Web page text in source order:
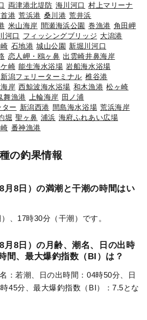
両津港北堤防 海川河口 村上マリーナ
港 荒浜港 桑川港 荒井浜
米山海岸 間瀬海浜公園 巻漁港 角田岬
河口 フィッシングブリッジ 大潟港
石地港 城山公園 新堀川河口
恋人岬・鴎ヶ鼻 出雲崎井鼻海岸
崎 能生海水浴場 岩船海水浴場
新潟フェリーターミナル 椎谷港
岸 西鯨波海水浴場 和木漁港 松ヶ崎
舞漁港 上輪海岸 田ノ浦
ー 新潟西港 間島海水浴場 荒浜海岸
堀 聖ヶ鼻 浦浜 海府ふれあい広場
番神漁港
の釣果情報
月8日）の満潮と干潮の時間はい
、17時30分（干潮）です。
月8日）の月齢、潮名、日の出時
間、最大爆釣指数（BI）は？
：若潮、日の出時間：04時50分、日
45分、最大爆釣指数（BI）：7.5とな